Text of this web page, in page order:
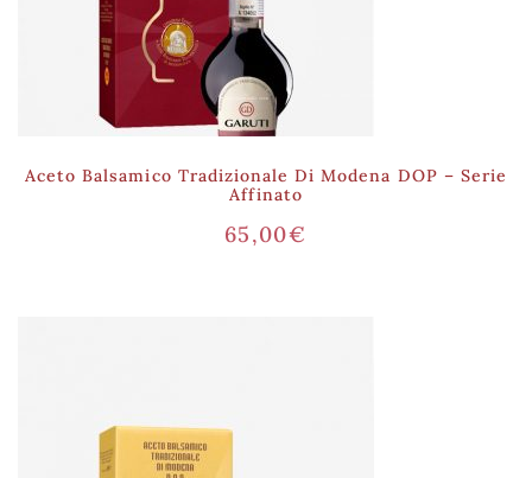
Aceto Balsamico Tradizionale Di Modena DOP – Serie
Affinato
65,00€